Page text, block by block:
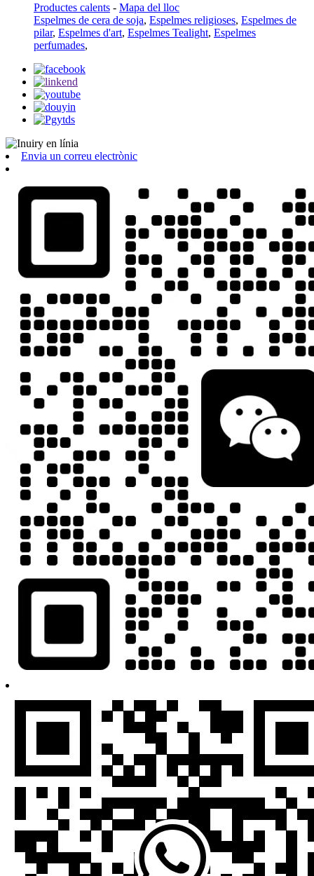
Productes calents - Mapa del lloc
Espelmes de cera de soja, Espelmes religioses, Espelmes de
pilar, Espelmes d'art, Espelmes Tealight, Espelmes
perfumades,
Envia un correu electrònic